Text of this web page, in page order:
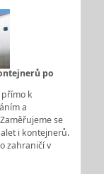
po
k
a
se
i kontejnerů.
zahraničí v